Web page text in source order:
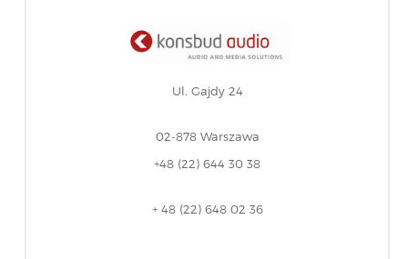
Ul. Gajdy 24
02-878 Warszawa
+48 (22) 644 30 38
+ 48 (22) 648 02 36